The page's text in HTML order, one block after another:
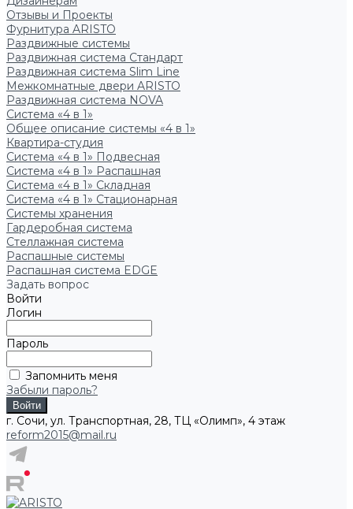
Отзывы и Проекты
Фурнитура ARISTO
Раздвижные системы
Раздвижная система Стандарт
Раздвижная система Slim Line
Межкомнатные двери ARISTO
Раздвижная система NOVA
Система «4 в 1»
Общее описание системы «4 в 1»
Квартира-студия
Система «4 в 1» Подвесная
Система «4 в 1» Распашная
Система «4 в 1» Складная
Система «4 в 1» Стационарная
Системы хранения
Гардеробная система
Стеллажная система
Распашные системы
Распашная система EDGE
Задать вопрос
Войти
Логин
Пароль
Запомнить меня
Забыли пароль?
г. Сочи, ул. Транспортная, 28, ТЦ «Олимп», 4 этаж
reform2015@mail.ru